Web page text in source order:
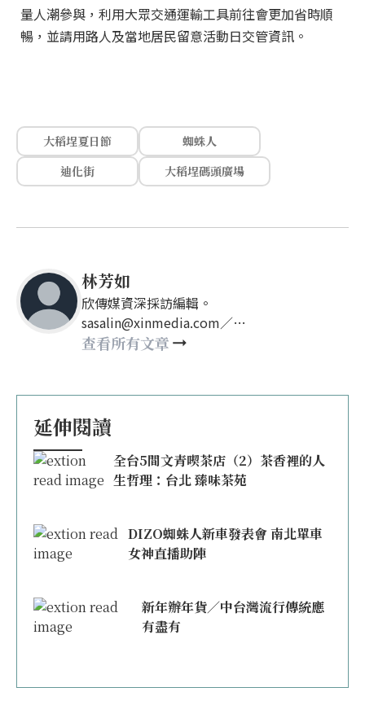
量人潮參與，利用大眾交通運輸工具前往會更加省時順
暢，並請用路人及當地居民留意活動日交管資訊。
大稻埕夏日節
蜘蛛人
迪化街
大稻埕碼頭廣場
林芳如
欣傳媒資深採訪編輯。
sasalin@xinmedia.com／
happy21917@gmail.com
查看所有文章
延伸閱讀
全台5間文青喫茶店（2）茶香裡的人
生哲理：台北 臻味茶苑
DIZO蜘蛛人新車發表會 南北單車
女神直播助陣
新年辦年貨／中台灣流行傳統應
有盡有